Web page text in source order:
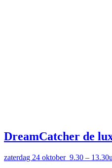
DreamCatcher de
zaterdag 24 oktober 9.30 –